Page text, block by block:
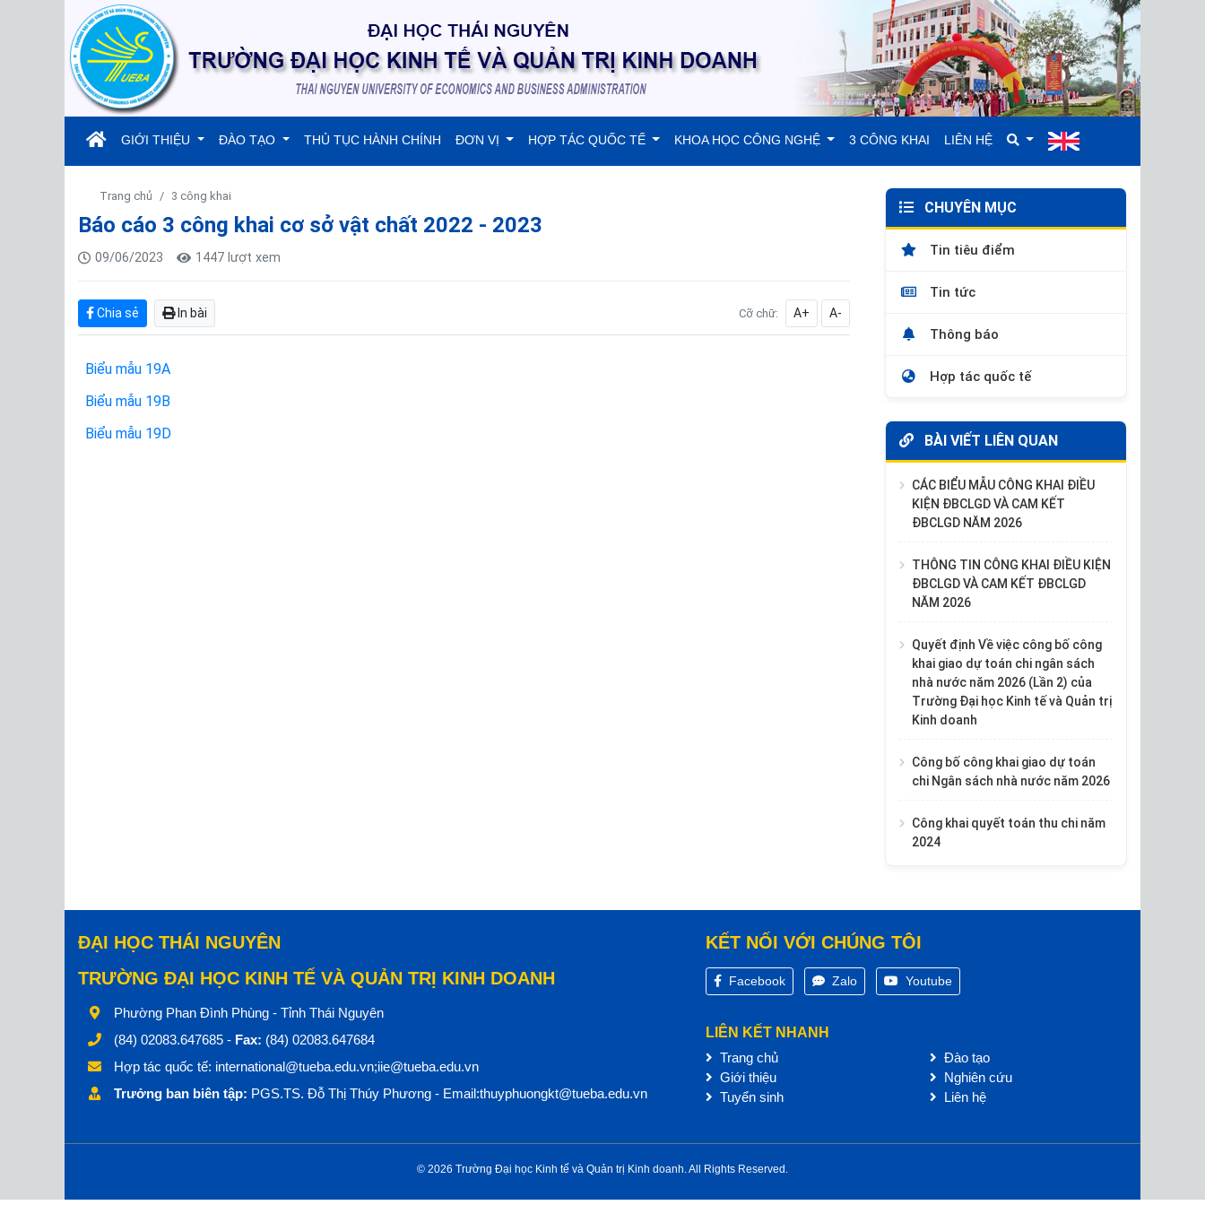
(current)
GIỚI THIỆU ĐÀO TẠO THỦ TỤC HÀNH CHÍNH ĐƠN VỊ HỢP TÁC QUỐC TẾ KHOA HỌC CÔNG NGHỆ 3 CÔNG KHAI LIÊN HỆ
Trang chủ 3 công khai
Báo cáo 3 công khai cơ sở vật chất 2022 - 2023
09/06/2023 1447 lượt xem
Chia sẻ In bài Cỡ chữ: A+ A-
Biểu mẫu 19A
Biểu mẫu 19B
Biểu mẫu 19D
CHUYÊN MỤC
Tin tiêu điểm
Tin tức
Thông báo
Hợp tác quốc tế
BÀI VIẾT LIÊN QUAN
CÁC BIỂU MẪU CÔNG KHAI ĐIỀU
KIỆN ĐBCLGD VÀ CAM KẾT
ĐBCLGD NĂM 2026
THÔNG TIN CÔNG KHAI ĐIỀU KIỆN
ĐBCLGD VÀ CAM KẾT ĐBCLGD
NĂM 2026
Quyết định Về việc công bố công
khai giao dự toán chi ngân sách
nhà nước năm 2026 (Lần 2) của
Trường Đại học Kinh tế và Quản trị
Kinh doanh
Công bố công khai giao dự toán
chi Ngân sách nhà nước năm 2026
Công khai quyết toán thu chi năm
2024
ĐẠI HỌC THÁI NGUYÊN
TRƯỜNG ĐẠI HỌC KINH TẾ VÀ QUẢN TRỊ KINH DOANH
Phường Phan Đình Phùng - Tỉnh Thái Nguyên
(84) 02083.647685 - Fax: (84) 02083.647684
Hợp tác quốc tế: international@tueba.edu.vn;iie@tueba.edu.vn
Trưởng ban biên tập: PGS.TS. Đỗ Thị Thúy Phương - Email:thuyphuongkt@tueba.edu.vn
KẾT NỐI VỚI CHÚNG TÔI
Facebook Zalo Youtube
LIÊN KẾT NHANH
Trang chủ
Giới thiệu
Tuyển sinh
Đào tạo
Nghiên cứu
Liên hệ
© 2026 Trường Đại học Kinh tế và Quản trị Kinh doanh. All Rights Reserved.